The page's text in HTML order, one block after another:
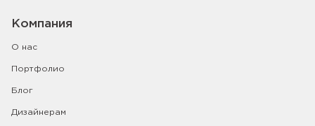
Компания
О нас
Портфолио
Блог
Дизайнерам